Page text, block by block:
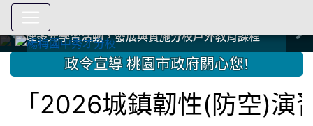
中國信託商業銀行 2023.04.22 愛傳球計畫
中國信託商業銀行 2023.04.22 愛傳球計畫
辦理多元學習活動，發展與實施分校戶外教育課程
辦理多元學習活動，發展與實施分校戶外教育課程
爭取社會資源，傳愛與溫暖：2024.3.19 桃園市家長會與桃
園女子美容商業童也工會義剪活動
爭取社會資源，傳愛與溫暖：2024.3.19 桃園市家長會與桃
園女子美容商業童也工會義剪活動
112學年度畢業學生與師長合照
112學年度畢業學生與師長合照
辦理多元學習活動，發展與實施分校戶外教育課程
辦理多元學習活動，發展與實施分校戶外教育課程
爭取社會資源，傳愛與溫暖：110.12.22 國際獅子會與本校
師生歲末感恩活動
爭取社會資源，傳愛與溫暖：110.12.22 國際獅子會與本校
師生歲末感恩活動
爭取社會資源，傳愛與溫暖：110.12.22 國際獅子會贈送本
校學生耶誕禮物
爭取社會資源，傳愛與溫暖：110.12.22 國際獅子會贈送本
校學生耶誕禮物
112.9.27參觀客家博覽會
112.9.27參觀客家博覽會
2023.12.27 國際獅子會贈送本校學生耶誕禮物
2023.12.27 國際獅子會贈送本校學生耶誕禮物
2023.12.27 國際獅子會贊助本校學生獎助學金
2023.12.27 國際獅子會贊助本校學生獎助學金
2023.12.27 聖誕感恩歌謠競賽；本校師生與國際獅子會獅
兄、師姐同樂
2023.12.27 聖誕感恩歌謠競賽；本校師生與國際獅子會獅
兄、師姐同樂
建置優質學習空間；合作互惠，建立良善公共關係
建置優質學習空間；合作互惠，建立良善公共關係
::: 政令宣導 桃園市政府關心您!
2026城鎮韌性(防空)演習